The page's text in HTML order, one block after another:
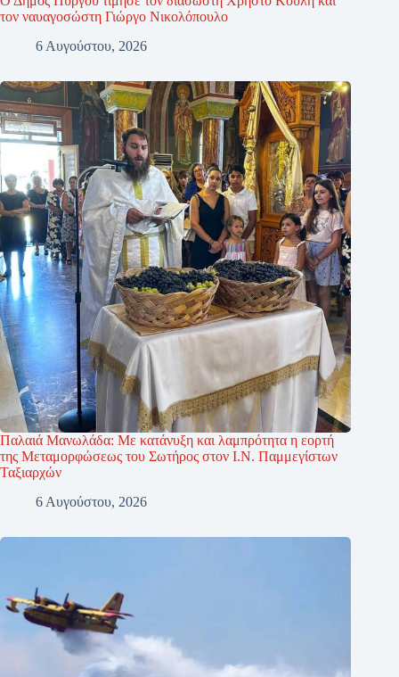
τον ναυαγοσώστη Γιώργο Νικολόπουλο
6 Αυγούστου, 2026
Παλαιά Μανωλάδα: Με κατάνυξη και λαμπρότητα η εορτή
της Μεταμορφώσεως του Σωτήρος στον Ι.Ν. Παμμεγίστων
Ταξιαρχών
6 Αυγούστου, 2026